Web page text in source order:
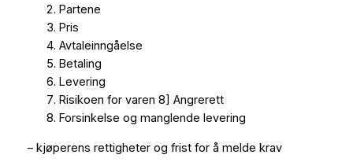
Partene
Pris
Avtaleinngåelse
Betaling
Levering
Risikoen for varen 8] Angrerett
Forsinkelse og manglende levering
– kjøperens rettigheter og frist for å melde krav